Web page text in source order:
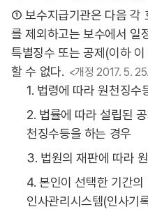
① 보수지급기관은 다음 각
를 제외하고는 보수에서 일
특별징수 또는 공제(이하
할 수 없다. <개정 2017. 5.
1. 법령에 따라 원천징수
2. 법률에 따라 설립된
천징수등을 하는 경우
3. 법원의 재판에 따라
4. 본인이 선택한 기간
인사관리시스템(인사기